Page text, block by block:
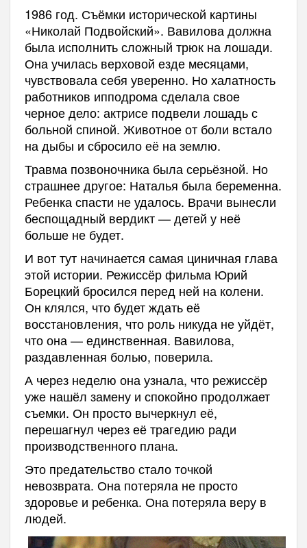
1986 год. Съёмки исторической картины
«Николай Подвойский». Вавилова должна
была исполнить сложный трюк на лошади.
Она училась верховой езде месяцами,
чувствовала себя уверенно. Но халатность
работников ипподрома сделала свое
черное дело: актрисе подвели лошадь с
больной спиной. Животное от боли встало
на дыбы и сбросило её на землю.
Травма позвоночника была серьёзной. Но
страшнее другое: Наталья была беременна.
Ребенка спасти не удалось. Врачи вынесли
беспощадный вердикт — детей у неё
больше не будет.
И вот тут начинается самая циничная глава
этой истории. Режиссёр фильма Юрий
Борецкий бросился перед ней на колени.
Он клялся, что будет ждать её
восстановления, что роль никуда не уйдёт,
что она — единственная. Вавилова,
раздавленная болью, поверила.
А через неделю она узнала, что режиссёр
уже нашёл замену и спокойно продолжает
съемки. Он просто вычеркнул её,
перешагнул через её трагедию ради
производственного плана.
Это предательство стало точкой
невозврата. Она потеряла не просто
здоровье и ребенка. Она потеряла веру в
людей.